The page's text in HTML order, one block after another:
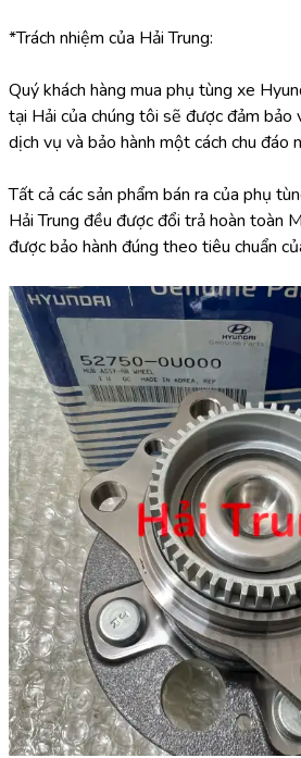
*Trách nhiệm của Hải Trung:
Quý khách hàng mua phụ tùng xe
tại Hải của chúng tôi sẽ được đảm bảo
dịch vụ và bảo hành một cách chu đáo
Tất cả các sản phẩm bán ra của phụ
Hải Trung đều được đổi trả hoàn toàn
được bảo hành đúng theo tiêu chuẩn